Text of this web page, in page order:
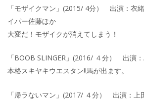
「モザイクマン」(2015/ 4分） 出演：衣
イパー佐藤ほか
大変だ！モザイクが消えてしまう！
「BOOB SLINGER」(2016/ ４分） 出演
本格スキヤキウエスタン‼馬が出ます。
「帰ラないマン」(2017/ ４分） 出演：上